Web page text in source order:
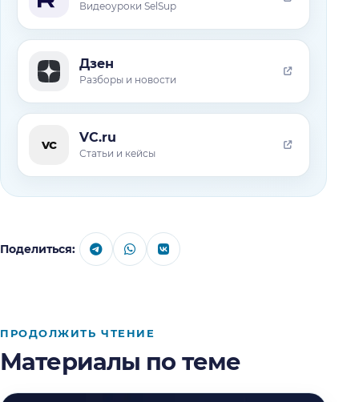
Видеоуроки SelSup
Дзен
Разборы и новости
vc VC.ru
Статьи и кейсы
Поделиться:
ПРОДОЛЖИТЬ ЧТЕНИЕ
Материалы по теме